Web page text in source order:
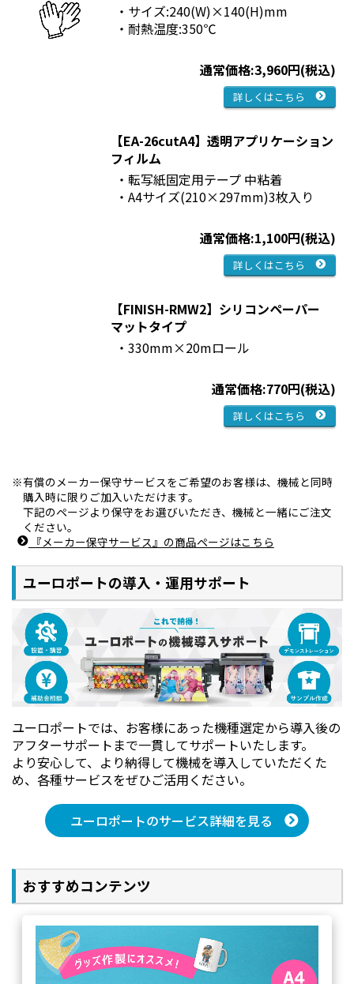
・サイズ:240(W)×140(H)mm
・耐熱温度:350℃
通常価格:3,960円(税込)
詳しくはこちら
【EA-26cutA4】透明アプリケーション
フィルム
・転写紙固定用テープ 中粘着
・A4サイズ(210×297mm)3枚入り
通常価格:1,100円(税込)
詳しくはこちら
【FINISH-RMW2】シリコンペーパー
マットタイプ
・330mm×20mロール
通常価格:770円(税込)
詳しくはこちら
有償のメーカー保守サービスをご希望のお客様は、機械と同時
購入時に限りご加入いただけます。
下記のページより保守をお選びいただき、機械と一緒にご注文
ください。
『メーカー保守サービス』の商品ページはこちら
ユーロポートの導入・運用サポート
ユーロポートでは、お客様にあった機種選定から導入後の
アフターサポートまで一貫してサポートいたします。
より安心して、より納得して機械を導入していただくた
め、各種サービスをぜひご活用ください。
ユーロポートのサービス詳細を見る
おすすめコンテンツ